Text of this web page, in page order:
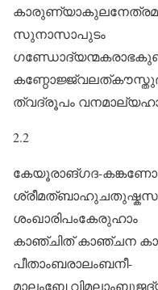
സുനാസാപുടം
ത്വദ്രൂ‍പം
2.2
കേയൂരാങ്ഗദ-
ശംഖാരിപംകേരുഹാം
കാഞ്ചിത് കാഞ്ചന
പീതാംബരാലംബനീ-
മാലംബേ